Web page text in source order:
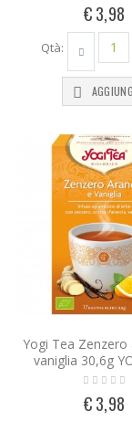
€ 3,98
Qtà:
Yogi Tea Zenzero
vaniglia 30,6g
€ 3,98